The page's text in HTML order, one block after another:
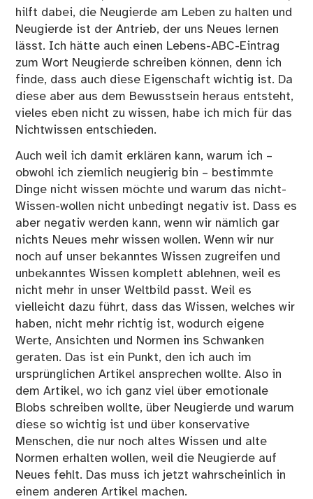
hilft dabei, die Neugierde am Leben zu halten und
Neugierde ist der Antrieb, der uns Neues lernen
lässt. Ich hätte auch einen Lebens-ABC-Eintrag
zum Wort Neugierde schreiben können, denn ich
finde, dass auch diese Eigenschaft wichtig ist. Da
diese aber aus dem Bewusstsein heraus entsteht,
vieles eben nicht zu wissen, habe ich mich für das
Nichtwissen entschieden.
Auch weil ich damit erklären kann, warum ich –
obwohl ich ziemlich neugierig bin – bestimmte
Dinge nicht wissen möchte und warum das nicht-
Wissen-wollen nicht unbedingt negativ ist. Dass es
aber negativ werden kann, wenn wir nämlich gar
nichts Neues mehr wissen wollen. Wenn wir nur
noch auf unser bekanntes Wissen zugreifen und
unbekanntes Wissen komplett ablehnen, weil es
nicht mehr in unser Weltbild passt. Weil es
vielleicht dazu führt, dass das Wissen, welches wir
haben, nicht mehr richtig ist, wodurch eigene
Werte, Ansichten und Normen ins Schwanken
geraten. Das ist ein Punkt, den ich auch im
ursprünglichen Artikel ansprechen wollte. Also in
dem Artikel, wo ich ganz viel über emotionale
Blobs schreiben wollte, über Neugierde und warum
diese so wichtig ist und über konservative
Menschen, die nur noch altes Wissen und alte
Normen erhalten wollen, weil die Neugierde auf
Neues fehlt. Das muss ich jetzt wahrscheinlich in
einem anderen Artikel machen.